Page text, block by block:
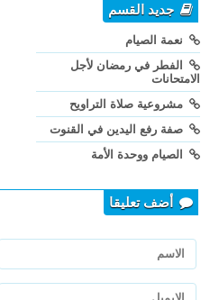
جديد القسم
نعمة الصيام
الفطر في رمضان لأجل
الامتحانات
مشروعية صلاة التراويح
صفة رفع اليدين في القنوت
الصيام ووحدة الأمة
أضف تعليقا